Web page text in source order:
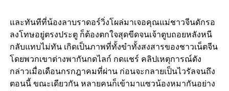
และทันทีที่น้องลาบราดอร์วิ่งโผล่มาเจอคุณแม่ชาวจีนดักรอ
ลงโทษอยู่ตรงประตู ก็ต้องตกใจสุดขีดจนเจ้าตูบถอยหลังหนี
กลับแทบไม่ทัน เกิดเป็นภาพที่ทั้งขำทั้งสงสารของชาวเน็ตจีน
โดยพวกเขาต่างพากันกดไลก์ กดแชร์ คลิปเหตุการณ์ดัง
กล่าวเมื่อเดือนกรกฎาคมที่ผ่าน ก่อนจะกลายเป็นไวรัลจนถึง
ตอนนี้ ขณะเดียวกัน หลายคนก็เข้ามาแซวน้องหมากันอย่าง